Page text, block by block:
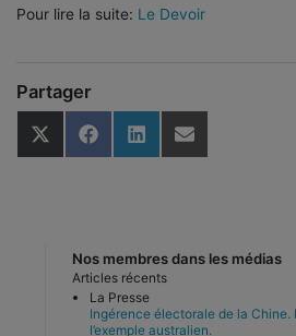
Pour lire la suite: Le Devoir
Partager
Share Share Share Share
Nos membres dans les médias
Articles récents
La Presse
Ingérence électorale de la Chine.
l’exemple australien.